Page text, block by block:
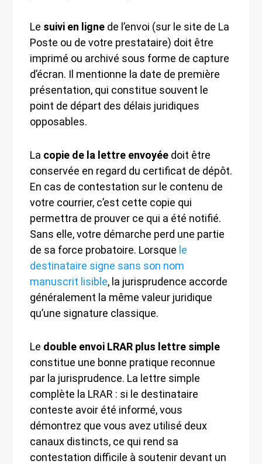
Le suivi en ligne de l’envoi (sur le site de La
Poste ou de votre prestataire) doit être
imprimé ou archivé sous forme de capture
d’écran. Il mentionne la date de première
présentation, qui constitue souvent le
point de départ des délais juridiques
opposables.
La copie de la lettre envoyée doit être
conservée en regard du certificat de dépôt.
En cas de contestation sur le contenu de
votre courrier, c’est cette copie qui
permettra de prouver ce qui a été notifié.
Sans elle, votre démarche perd une partie
de sa force probatoire. Lorsque le
destinataire signe sans son nom
manuscrit lisible, la jurisprudence accorde
généralement la même valeur juridique
qu’une signature classique.
Le double envoi LRAR plus lettre simple
constitue une bonne pratique reconnue
par la jurisprudence. La lettre simple
complète la LRAR : si le destinataire
conteste avoir été informé, vous
démontrez que vous avez utilisé deux
canaux distincts, ce qui rend sa
contestation difficile à soutenir devant un